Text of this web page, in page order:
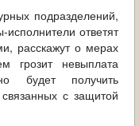
подразделений,
ответят
расскажут о мерах
грозит невыплата
будет получить
с защитой